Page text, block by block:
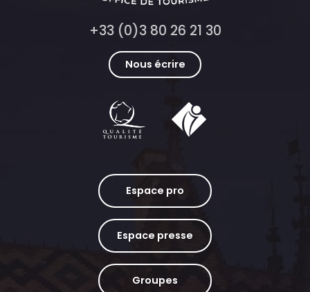
+33 (0)3 80 26 21 30
Nous écrire
Espace pro
Espace presse
Groupes